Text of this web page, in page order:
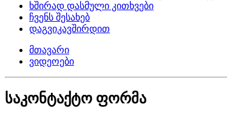
ხშირად დასმული კითხვები
ჩვენს შესახებ
დაგვიკავშირდით
მთავარი
ვიდეოები
საკონტაქტო ფორმა